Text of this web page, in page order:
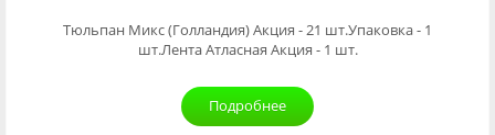
Тюльпан Микс (Голландия) Акция - 21 шт.Упаковка - 1
шт.Лента Атласная Акция - 1 шт.
Подробнее